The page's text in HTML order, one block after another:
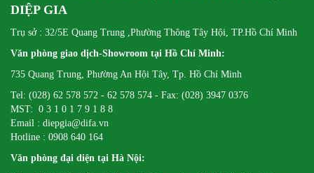
DIỆP GIA
Trụ sở : 32/5E Quang Trung ,Phường Thông Tây Hội, TP.Hồ Chí Minh
Văn phòng giao dịch-Showroom tại Hồ Chí Minh:
735 Quang Trung, Phường An Hội Tây, Tp. Hồ Chí Minh
Tel: (028) 62 578 572 - 62 578 574 - Fax: (028) 3947 0376
MST: 0 3 1 0 1 7 9 1 8 8
Email : diepgia@difa.vn
Hotline : 0908 640 164
Văn phòng đại diện tại Hà Nội: